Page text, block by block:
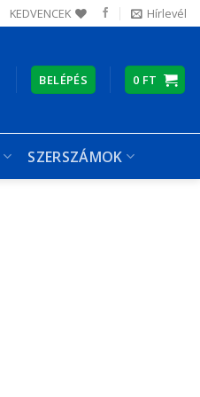
KEDVENCEK Hírlevél
BELÉPÉS 0 FT
SZERSZÁMOK